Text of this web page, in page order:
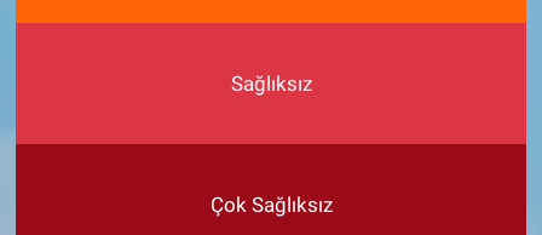
Sağlıksız
Çok Sağlıksız